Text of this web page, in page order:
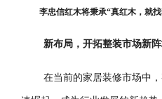
李忠信红木将秉承“真红木，就
新布局，开拓整装市场新
在当前的家居装修市场中